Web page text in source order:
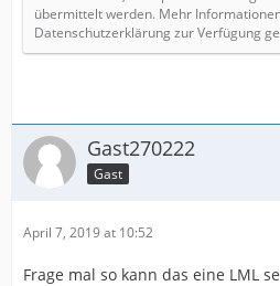
übermittelt werden. Mehr
Datenschutzerklärung zur Verfügung
Gast270222
Gast
April 7, 2019 at 10:52
Frage mal so kann das eine LML